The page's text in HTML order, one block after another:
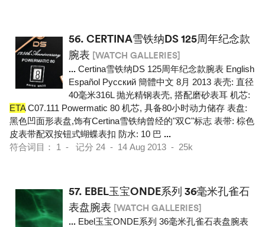
56. CERTINA雪铁纳DS 125周年纪念款
腕表 [WATCH GALLERIES]
... Certina雪铁纳DS 125周年纪念款腕表 English
Español Pусский 簡體中文 8月 2013 表壳: 直径
40毫米316L 抛光精钢表壳, 搭配磨砂表耳 机芯:
ETAC07.111 Powermatic 80 机芯, 具备80小时动力储存 表盘:
黑色凹面形表盘,饰有Certina雪铁纳曾经的"双C"标志 表带: 棕色
皮表带配双按钮式蝴蝶表扣 防水: 10 巴 ...
符合词目： 1 - 记分 24 - 14 Aug 2013 - 25k
57. EBEL玉宝ONDE系列 36毫米孔雀石
表盘腕表 [WATCH GALLERIES]
... Ebel玉宝ONDE系列 36毫米孔雀石表盘腕表